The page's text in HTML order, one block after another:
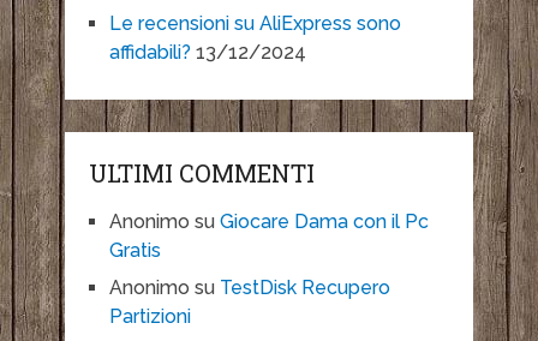
Le recensioni su AliExpress sono
affidabili? 13/12/2024
ULTIMI COMMENTI
Anonimo su Giocare Dama con il Pc
Gratis
Anonimo su TestDisk Recupero
Partizioni